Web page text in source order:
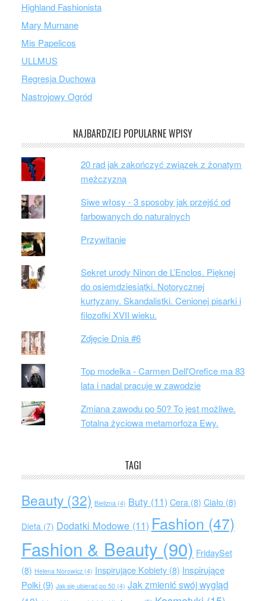
Highland Fashionista
Mary Murnane
Mis Papelicos
ULLMUS
Regresja Duchowa
Nastrojowy Ogród
NAJBARDZIEJ POPULARNE WPISY
20 rad jak zakończyć związek z żonatym
mężczyzną
Siwe włosy - 3 sposoby jak przejść od
farbowanych do naturalnych
Przywitanie
Sekret urody Ninon de L’Enclos. Pięknej
do osiemdziesiątki. Notorycznej
kurtyzany. Skandalistki. Cenionej pisarki i
filozofki XVII wieku.
Zdjęcie Dnia #6
Top modelka - Carmen Dell'Orefice ma 83
lata i nadal pracuje w zawodzie
Zmiana zawodu po 50? To jest możliwe.
Totalna życiowa metamorfoza Ewy.
TAGI
Beauty(32) Bielizna(4) Buty(11) Cera(8) Ciało(8)
Dieta(7) Dodatki Modowe(11) Fashion (47)
Fashion & Beauty (90) FridaySet
(8) Helena Norowicz(4) Inspirujące Kobiety(8) Inspirujące
Polki(9) Jak się ubierać po 50(4) Jak zmienić swój wygląd